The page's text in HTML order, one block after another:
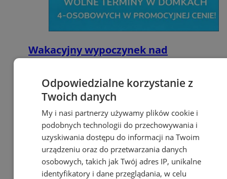
Wakacyjny wypoczynek nad
Bałtykiem w domkach
Odpowiedzialne korzystanie z
Twoich danych
My i nasi partnerzy używamy plików cookie i
podobnych technologii do przechowywania i
uzyskiwania dostępu do informacji na Twoim
urządzeniu oraz do przetwarzania danych
osobowych, takich jak Twój adres IP, unikalne
identyfikatory i dane przeglądania, w celu